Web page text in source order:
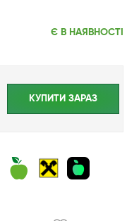
Є В НАЯВНОСТІ
КУПИТИ ЗАРАЗ